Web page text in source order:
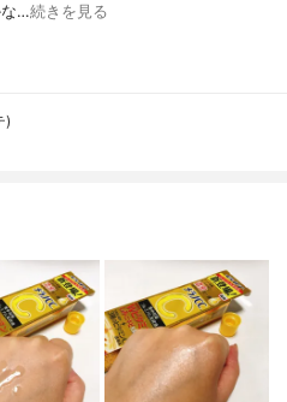
な…続きを見る
)